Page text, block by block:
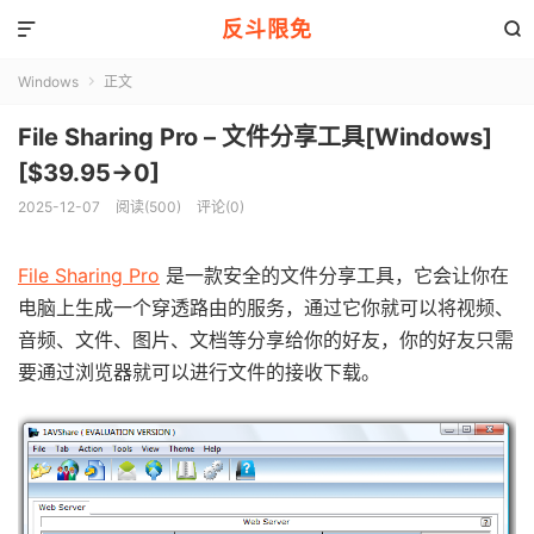
反斗限免 

Windows  正文
File Sharing Pro – 文件分享工具[Windows]
[$39.95→0]
2025-12-07 阅读(500) 评论(0)
File Sharing Pro 是一款安全的文件分享工具，它会让你在
电脑上生成一个穿透路由的服务，通过它你就可以将视频、
音频、文件、图片、文档等分享给你的好友，你的好友只需
要通过浏览器就可以进行文件的接收下载。